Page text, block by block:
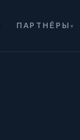
ПАРТНЁРЫ ▾